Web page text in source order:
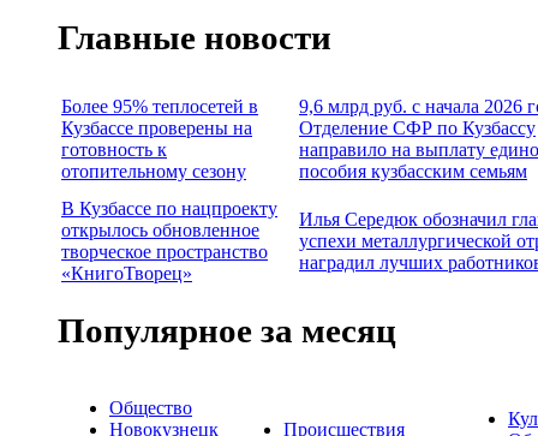
Главные новости
Более 95% теплосетей в
Кузбассе проверены на
готовность к
отопительному сезону
9,6 млрд руб. с начала 2026
Отделение СФР по Кузбассу
направило на выплату
пособия кузбасским семьям
В Кузбассе по нацпроекту
открылось обновленное
творческое пространство
«КнигоТворец»
Илья Середюк обозначил
успехи металлургической
наградил лучших
Популярное за месяц
Общество
Новокузнецк
Происшествия